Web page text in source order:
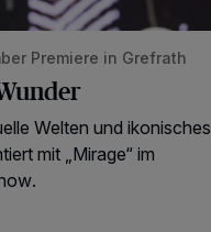
Premiere in Grefrath
Welten und ikonisches
mit „Mirage“ im